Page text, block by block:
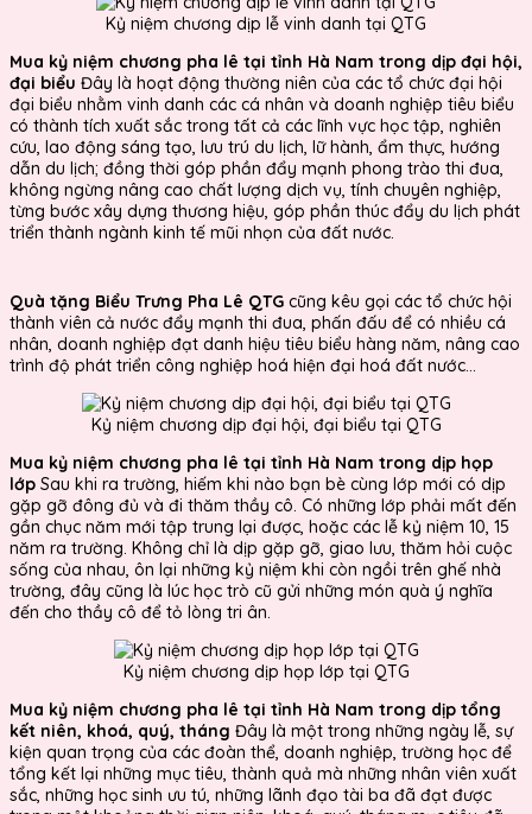
Kỷ niệm chương dịp lễ vinh danh tại QTG
Mua kỷ niệm chương pha lê tại tỉnh Hà Nam trong dịp đại hội,
đại biểu Đây là hoạt động thường niên của các tổ chức đại hội
đại biểu nhằm vinh danh các cá nhân và doanh nghiệp tiêu biểu
có thành tích xuất sắc trong tất cả các lĩnh vực học tập, nghiên
cứu, lao động sáng tạo, lưu trú du lịch, lữ hành, ẩm thực, hướng
dẫn du lịch; đồng thời góp phần đẩy mạnh phong trào thi đua,
không ngừng nâng cao chất lượng dịch vụ, tính chuyên nghiệp,
từng bước xây dựng thương hiệu, góp phần thúc đẩy du lịch phát
triển thành ngành kinh tế mũi nhọn của đất nước.
Quà tặng Biểu Trưng Pha Lê QTG cũng kêu gọi các tổ chức hội
thành viên cả nước đẩy mạnh thi đua, phấn đấu để có nhiều cá
nhân, doanh nghiệp đạt danh hiệu tiêu biểu hàng năm, nâng cao
trình độ phát triển công nghiệp hoá hiện đại hoá đất nước...
Kỷ niệm chương dịp đại hội, đại biểu tại QTG
Mua kỷ niệm chương pha lê tại tỉnh Hà Nam trong dịp họp
lớp Sau khi ra trường, hiếm khi nào bạn bè cùng lớp mới có dịp
gặp gỡ đông đủ và đi thăm thầy cô. Có những lớp phải mất đến
gần chục năm mới tập trung lại được, hoặc các lễ kỷ niệm 10, 15
năm ra trường. Không chỉ là dịp gặp gỡ, giao lưu, thăm hỏi cuộc
sống của nhau, ôn lại những kỷ niệm khi còn ngồi trên ghế nhà
trường, đây cũng là lúc học trò cũ gửi những món quà ý nghĩa
đến cho thầy cô để tỏ lòng tri ân.
Kỷ niệm chương dịp họp lớp tại QTG
Mua kỷ niệm chương pha lê tại tỉnh Hà Nam trong dịp tổng
kết niên, khoá, quý, tháng Đây là một trong những ngày lễ, sự
kiện quan trọng của các đoàn thể, doanh nghiệp, trường học để
tổng kết lại những mục tiêu, thành quả mà những nhân viên xuất
sắc, những học sinh ưu tú, những lãnh đạo tài ba đã đạt được